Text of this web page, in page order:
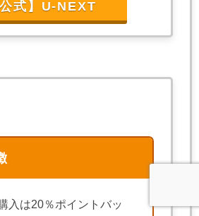
公式】U-NEXT
入は20％ポイントバッ